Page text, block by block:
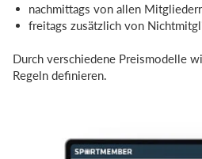
nachmittags von allen
freitags zusätzlich von
Durch verschiedene Preismodelle
Regeln definieren.